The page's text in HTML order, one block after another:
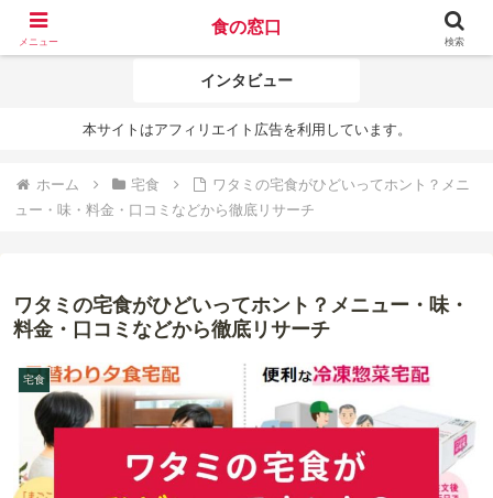
インタビュー
本サイトはアフィリエイト広告を利用しています。
ホーム 宅食
ワタミの宅食がひどいってホント？メニ
ュー・味・料金・口コミなどから徹底リサーチ
ワタミの宅食がひどいってホント？メニュー・味・
料金・口コミなどから徹底リサーチ
宅食
メニュー
食の窓口
検索